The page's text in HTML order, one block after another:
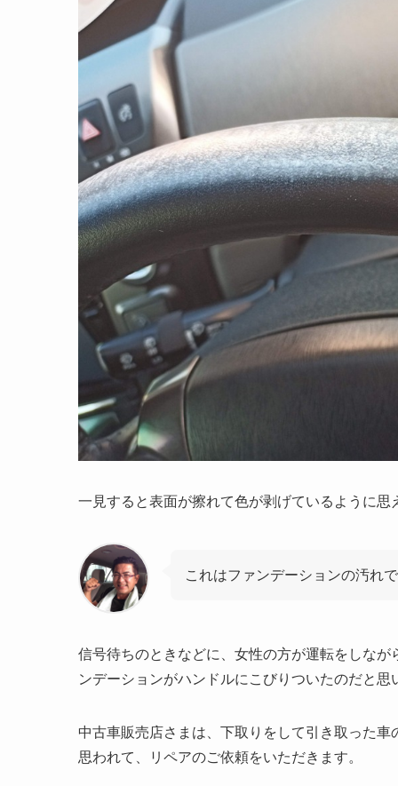
一見すると表面が擦れて色が剥げているように
これはファンデーションの汚れ
信号待ちのときなどに、女性の方が運転をしな
ンデーションがハンドルにこびりついたのだと思
中古車販売店さまは、下取りをして引き取った
思われて、リペアのご依頼をいただきます。